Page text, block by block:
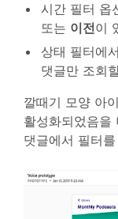
시간 필터 옵
또는 이전이
상태 필터에서
댓글만 조회
깔때기 모양 아
활성화되었음을
댓글에서 필터